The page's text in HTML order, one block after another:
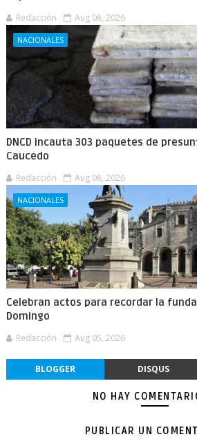
Redacción Aug 08, 2026
NACIONALES
DNCD incauta 303 paquetes de
Caucedo
Redacción Aug 08, 2026
NACIONALES
Celebran actos para recordar la
Domingo
Redacción Aug 05, 2026
BLOGGER DISQUS
NO HAY
PUBLICAR UN